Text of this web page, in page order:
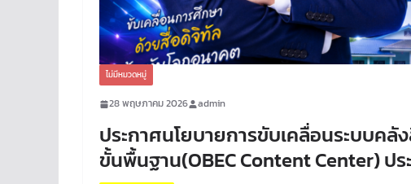
ไม่มีหมวดหมู่
28 พฤษภาคม 2026 admin
ประกาศนโยบายการขับเคลื่อนระบบคลั
ขั้นพื้นฐาน(OBEC Content Center) ป